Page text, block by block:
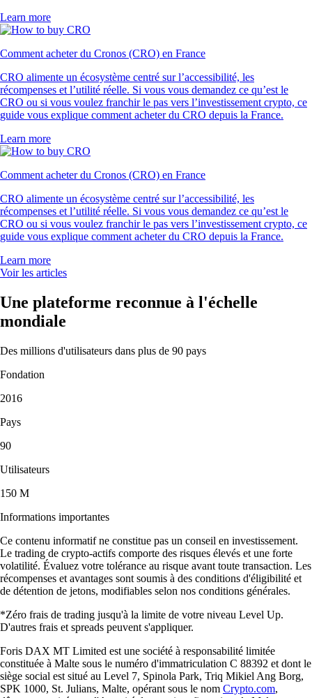
Learn more
Comment acheter du Cronos (CRO) en France
CRO alimente un écosystème centré sur l’accessibilité, les
récompenses et l’utilité réelle. Si vous vous demandez ce qu’est le
CRO ou si vous voulez franchir le pas vers l’investissement crypto, ce
guide vous explique comment acheter du CRO depuis la France.
Learn more
Comment acheter du Cronos (CRO) en France
CRO alimente un écosystème centré sur l’accessibilité, les
récompenses et l’utilité réelle. Si vous vous demandez ce qu’est le
CRO ou si vous voulez franchir le pas vers l’investissement crypto, ce
guide vous explique comment acheter du CRO depuis la France.
Learn more
Voir les articles
Une plateforme reconnue à l'échelle
mondiale
Des millions d'utilisateurs dans plus de 90 pays
Fondation
2016
Pays
90
Utilisateurs
150 M
Informations importantes
Ce contenu informatif ne constitue pas un conseil en investissement.
Le trading de crypto-actifs comporte des risques élevés et une forte
volatilité. Évaluez votre tolérance au risque avant toute transaction. Les
récompenses et avantages sont soumis à des conditions d'éligibilité et
de détention de jetons, modifiables selon nos conditions générales.
*Zéro frais de trading jusqu'à la limite de votre niveau Level Up.
D'autres frais et spreads peuvent s'appliquer.
Foris DAX MT Limited est une société à responsabilité limitée
constituée à Malte sous le numéro d'immatriculation C 88392 et dont le
siège social est situé au Level 7, Spinola Park, Triq Mikiel Ang Borg,
SPK 1000, St. Julians, Malte, opérant sous le nom Crypto.com,